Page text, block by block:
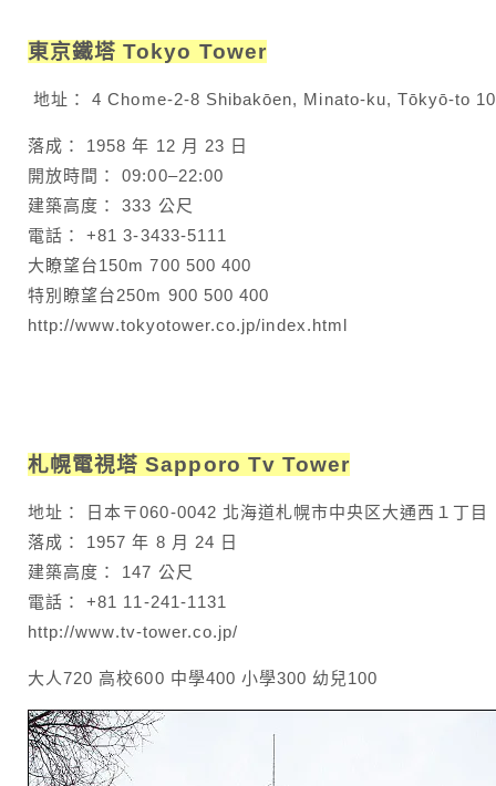
東京鐵塔 Tokyo Tower
地址： 4 Chome-2-8 Shibakōen, Minato-ku, Tōkyō-to
落成： 1958 年 12 月 23 日
開放時間： 09:00–22:00
建築高度： 333 公尺
電話： +81 3-3433-5111
大瞭望台150m 700 500 400
特別瞭望台250m 900 500 400
http://www.tokyotower.co.jp/index.html
札幌電視塔 Sapporo Tv Tower
地址： 日本〒060-0042 北海道札幌市中央区大通西１丁目
落成： 1957 年 8 月 24 日
建築高度： 147 公尺
電話： +81 11-241-1131
http://www.tv-tower.co.jp/
大人720 高校600 中學400 小學300 幼兒100